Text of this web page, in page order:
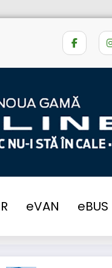
eVAN eBUS
obligatorie în